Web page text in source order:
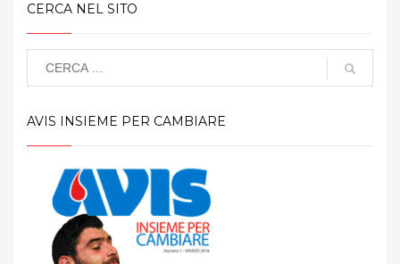
CERCA NEL SITO
AVIS INSIEME PER CAMBIARE